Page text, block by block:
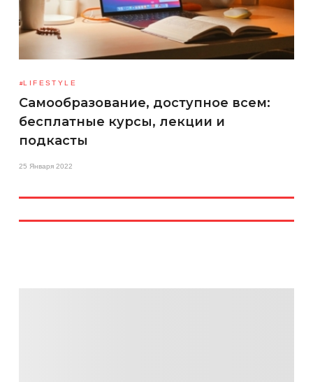
LIFESTYLE
Самообразование, доступное всем:
бесплатные курсы, лекции и
подкасты
25 Января 2022